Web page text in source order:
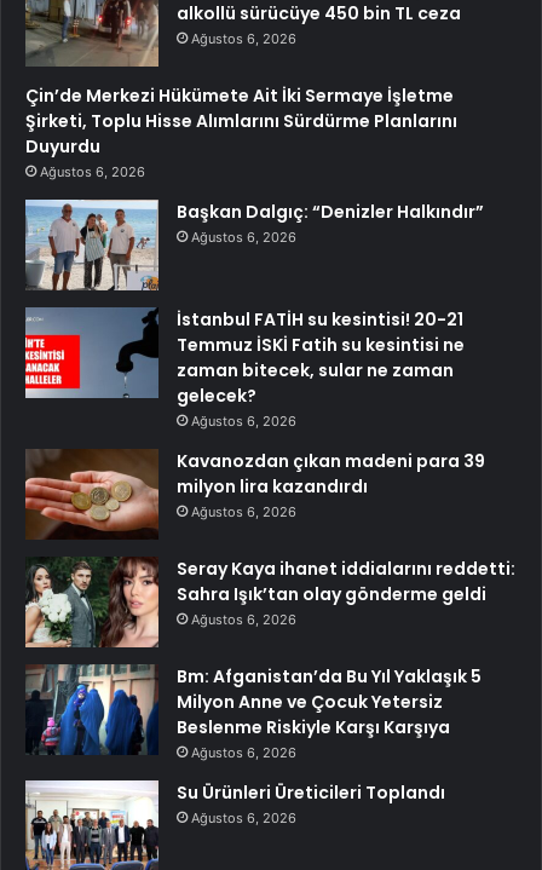
alkollü sürücüye 450 bin TL ceza
Ağustos 6, 2026
Çin’de Merkezi Hükümete Ait İki Sermaye İşletme
Şirketi, Toplu Hisse Alımlarını Sürdürme Planlarını
Duyurdu
Ağustos 6, 2026
Başkan Dalgıç: “Denizler Halkındır”
Ağustos 6, 2026
İstanbul FATİH su kesintisi! 20-21
Temmuz İSKİ Fatih su kesintisi ne
zaman bitecek, sular ne zaman
gelecek?
Ağustos 6, 2026
Kavanozdan çıkan madeni para 39
milyon lira kazandırdı
Ağustos 6, 2026
Seray Kaya ihanet iddialarını reddetti:
Sahra Işık’tan olay gönderme geldi
Ağustos 6, 2026
Bm: Afganistan’da Bu Yıl Yaklaşık 5
Milyon Anne ve Çocuk Yetersiz
Beslenme Riskiyle Karşı Karşıya
Ağustos 6, 2026
Su Ürünleri Üreticileri Toplandı
Ağustos 6, 2026